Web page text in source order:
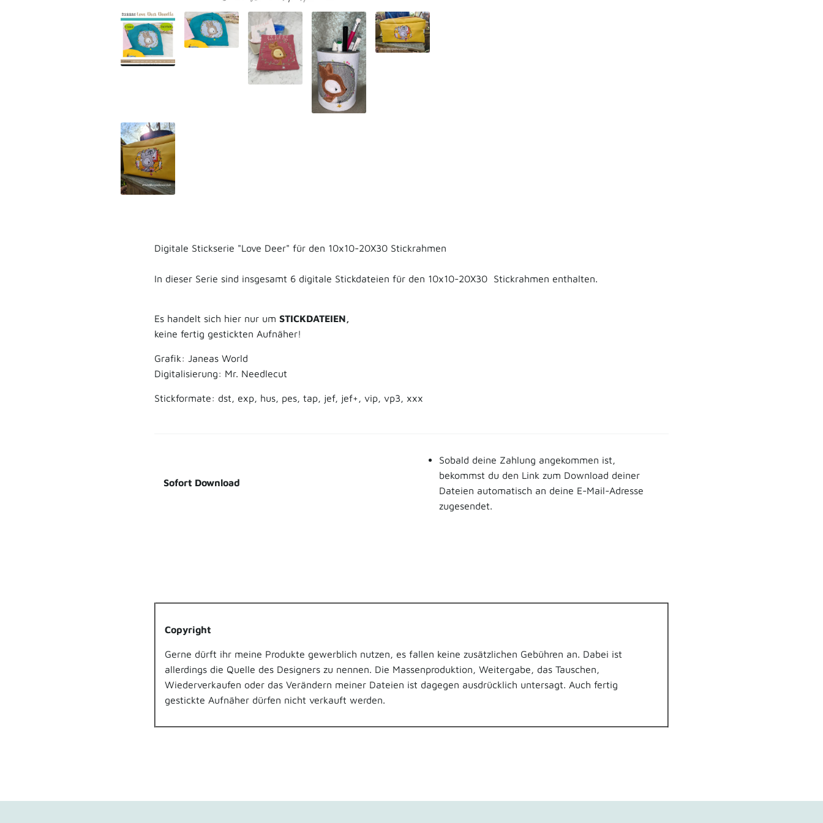
Digitale Stickserie "Love Deer" für den 10x10-20X30 Stickrahmen
In dieser Serie sind insgesamt 6 digitale Stickdateien für den 10x10-20X30 Stickrahmen enthalten.
Es handelt sich hier nur um STICKDATEIEN,
keine fertig gestickten Aufnäher!
Grafik: Janeas World
Digitalisierung: Mr. Needlecut
Stickformate: dst, exp, hus, pes, tap, jef, jef+, vip, vp3, xxx
Sofort Download
Sobald deine Zahlung angekommen ist,
bekommst du den Link zum Download deiner
Dateien automatisch an deine E-Mail-Adresse
zugesendet.
Copyright
Gerne dürft ihr meine Produkte gewerblich nutzen, es fallen keine zusätzlichen Gebühren an. Dabei ist
allerdings die Quelle des Designers zu nennen. Die Massenproduktion, Weitergabe, das Tauschen,
Wiederverkaufen oder das Verändern meiner Dateien ist dagegen ausdrücklich untersagt. Auch fertig
gestickte Aufnäher dürfen nicht verkauft werden.